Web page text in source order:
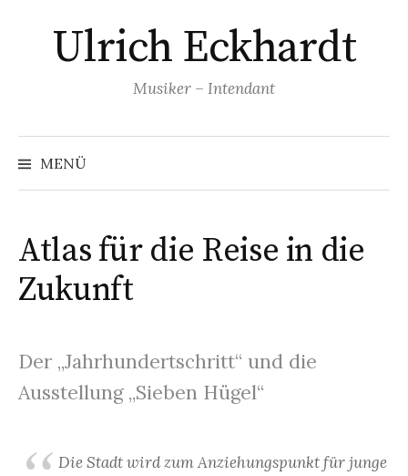
InhaltUlrich Eckhardt
Musiker – Intendant
MENÜ
Atlas für die Reise in die
Zukunft
Der „Jahrhundertschritt“ und die
Ausstellung „Sieben Hügel“
Die Stadt wird zum Anziehungspunkt für junge